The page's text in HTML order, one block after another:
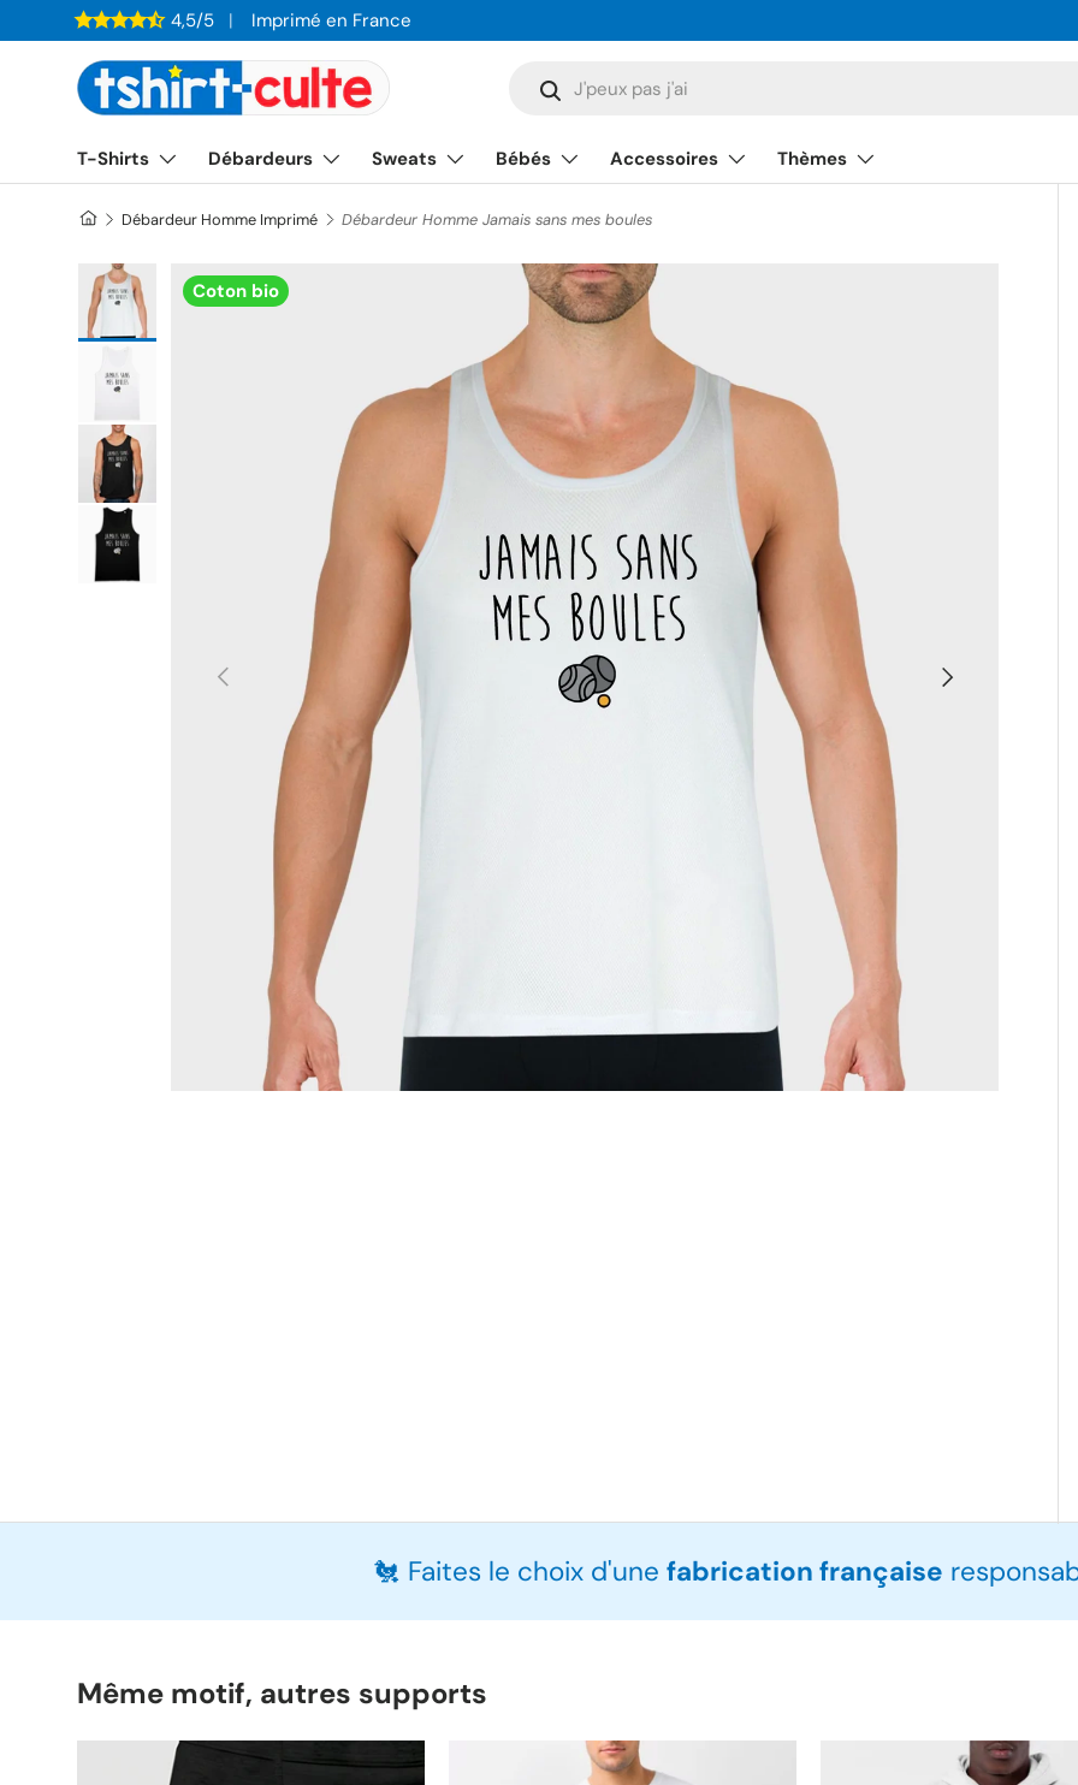
ALLER AU CONTENU
4,5/5 Imprimé en France
Recherche
Rechercher
T-Shirts Débardeurs Sweats Bébés Accessoires Thèmes
Débardeur Homme Imprimé Débardeur Homme Jamais sans mes boules
Coton bio
PRÉCÉDENT SUIVANT
Charger l’image 1 dans la vue de galerie
Charger l’image 3 dans la vue de galerie
Charger l’image 4 dans la vue de galerie
🐔 Faites le choix d'une fabrication française
Même motif, autres supports